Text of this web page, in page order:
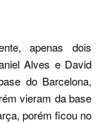
apenas dois
Alves e David
do Barcelona,
vieram da base
porém ficou no